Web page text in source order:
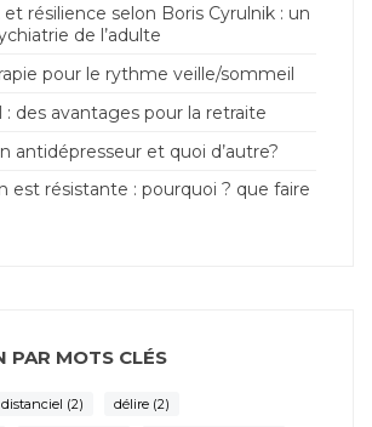
résilience selon Boris Cyrulnik : un
de l’adulte
pour le rythme veille/sommeil
: des avantages pour la retraite
antidépresseur et quoi d’autre?
est résistante : pourquoi ? que faire
PAR MOTS CLÉS
distanciel (2) délire (2)